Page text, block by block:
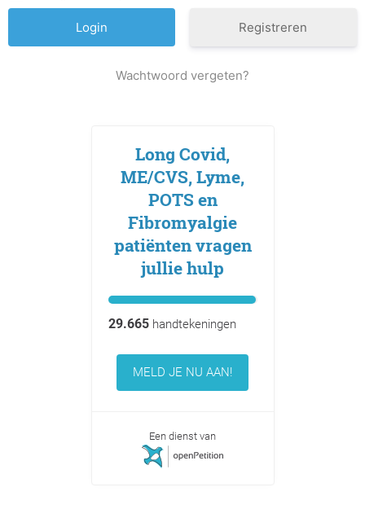
Registreren
Wachtwoord vergeten?
Long Covid,
ME/CVS, Lyme,
POTS en
Fibromyalgie
patiënten vragen
jullie hulp
29.665handtekeningen
MELD JE NU AAN!
Een dienst van